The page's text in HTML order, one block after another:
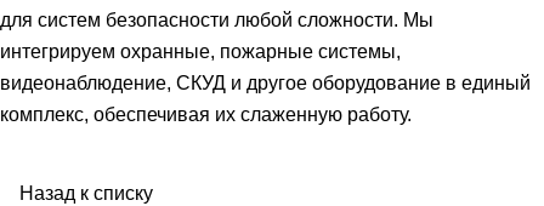
для систем безопасности любой сложности. Мы
интегрируем охранные, пожарные системы,
видеонаблюдение, СКУД и другое оборудование в единый
комплекс, обеспечивая их слаженную работу.
Назад к списку